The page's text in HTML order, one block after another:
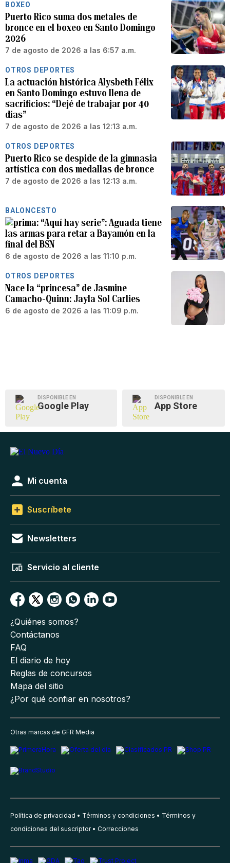
BOXEO
Puerto Rico suma dos metales de
bronce en el boxeo en Santo Domingo
2026
7 de agosto de 2026 a las 6:57 a.m.
OTROS DEPORTES
La actuación histórica Alysbeth Félix
en Santo Domingo estuvo llena de
sacrificios: “Dejé de trabajar por 40
días”
7 de agosto de 2026 a las 12:13 a.m.
OTROS DEPORTES
Puerto Rico se despide de la gimnasia
artística con dos medallas de bronce
7 de agosto de 2026 a las 12:13 a.m.
BALONCESTO
“Aquí hay serie”: Aguada tiene
las armas para retar a Bayamón en la
final del BSN
6 de agosto de 2026 a las 11:10 p.m.
OTROS DEPORTES
Nace la “princesa” de Jasmine
Camacho-Quinn: Jayla Sol Carlies
6 de agosto de 2026 a las 11:09 p.m.
DISPONIBLE EN
Google Play
DISPONIBLE EN
App Store
Mi cuenta
Suscríbete
Newsletters
Servicio al cliente
¿Quiénes somos?
Contáctanos
FAQ
El diario de hoy
Reglas de concursos
Mapa del sitio
¿Por qué confiar en nosotros?
Otras marcas de GFR Media
Política de privacidad Términos y condiciones
Términos y
condiciones del suscriptor
Correcciones